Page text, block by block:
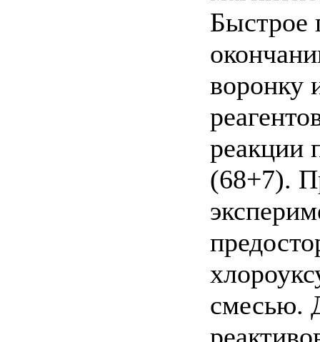
Быстрое
воронку
реакции
(68+7).
смесью.